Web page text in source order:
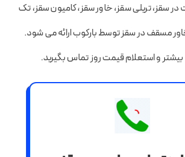
در سقز، تریلی سقز، خاور سقز، کامیون سقز، تک
مسقف در سقز توسط بارکوب ارائه می شود.
و استعلام قیمت روز تماس بگیرید.